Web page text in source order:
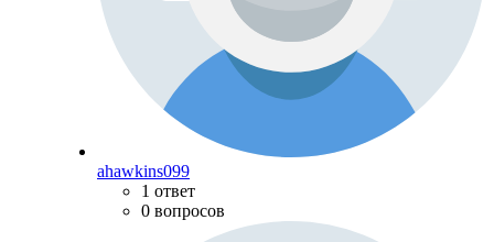
ahawkins099
1 ответ
0 вопросов